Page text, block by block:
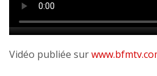
Vidéo publiée sur